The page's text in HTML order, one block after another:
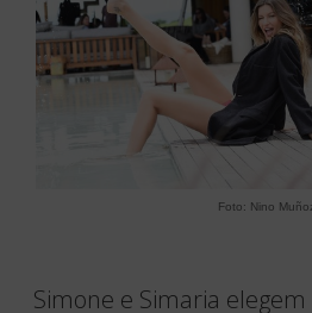
Foto: Nino
Simone e Simaria